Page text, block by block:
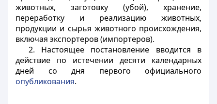
животных, заготовку (убой), хранение,
переработку и реализацию животных,
продукции и сырья животного происхождения,
включая экспортеров (импортеров).
2. Настоящее постановление вводится в
действие по истечении десяти календарных
дней со дня первого официального
опубликования.